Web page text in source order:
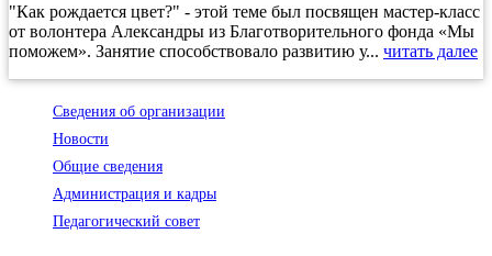
"Как рождается цвет?" - этой теме был посвящен мастер-класс
от волонтера Александры из Благотворительного фонда «Мы
поможем». Занятие способствовало развитию у... читать далее
Сведения об организации
Новости
Общие сведения
Администрация и кадры
Педагогический совет